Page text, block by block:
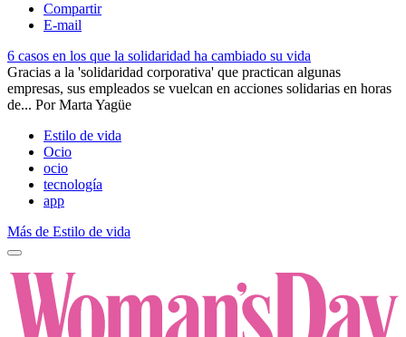
Compartir
E-mail
6 casos en los que la solidaridad ha cambiado su vida
Gracias a la 'solidaridad corporativa' que practican algunas
empresas, sus empleados se vuelcan en acciones solidarias en horas
de... PorMarta Yagüe
Estilo de vida
Ocio
ocio
tecnología
app
Más de Estilo de vida